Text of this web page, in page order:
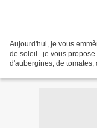
Aujourd'hui, je vous
de soleil . je vous
d'aubergines, de tomates,